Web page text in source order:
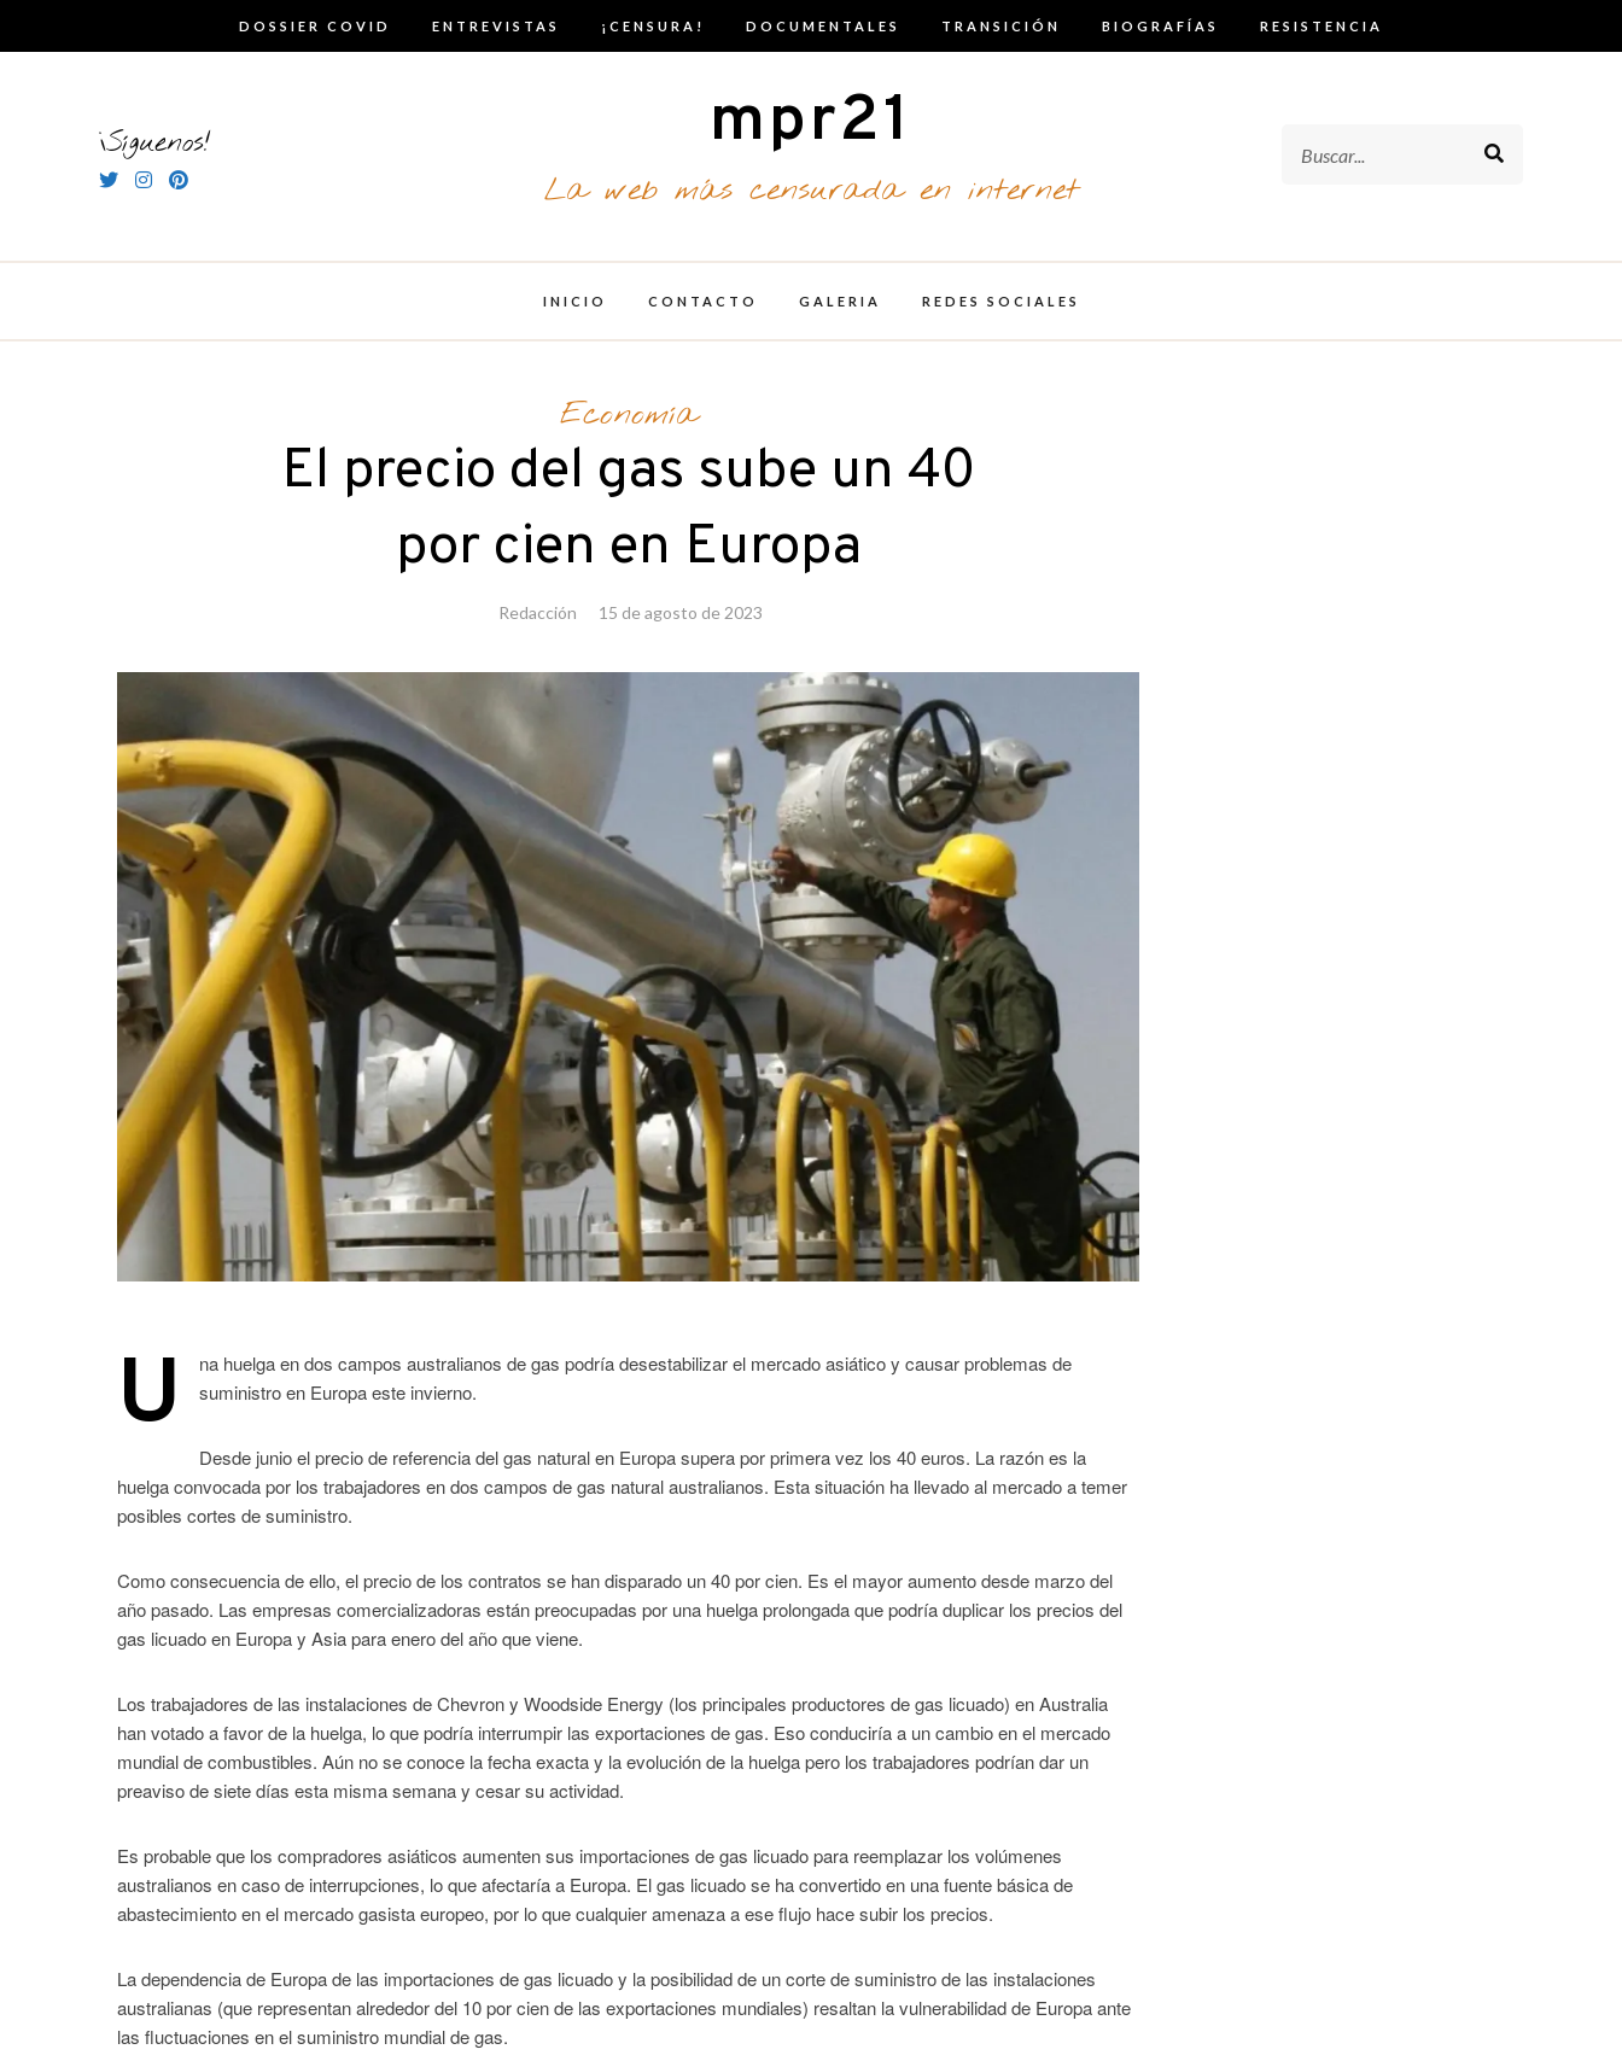
DOSSIER COVID ENTREVISTAS ¡CENSURA! DOCUMENTALES TRANSICIÓN BIOGRAFÍAS RESISTENCIA
¡Síguenos! mpr21
La web más censurada en internet
INICIO CONTACTO GALERIA REDES SOCIALES
Economía
El precio del gas sube un 40
por cien en Europa
Redacción 15 de agosto de 2023
U
na huelga en dos campos australianos de gas podría desestabilizar el mercado asiático y causar problemas de
suministro en Europa este invierno.
Desde junio el precio de referencia del gas natural en Europa supera por primera vez los 40 euros. La razón es la
huelga convocada por los trabajadores en dos campos de gas natural australianos. Esta situación ha llevado al mercado a temer
posibles cortes de suministro.
Como consecuencia de ello, el precio de los contratos se han disparado un 40 por cien. Es el mayor aumento desde marzo del
año pasado. Las empresas comercializadoras están preocupadas por una huelga prolongada que podría duplicar los precios del
gas licuado en Europa y Asia para enero del año que viene.
Los trabajadores de las instalaciones de Chevron y Woodside Energy (los principales productores de gas licuado) en Australia
han votado a favor de la huelga, lo que podría interrumpir las exportaciones de gas. Eso conduciría a un cambio en el mercado
mundial de combustibles. Aún no se conoce la fecha exacta y la evolución de la huelga pero los trabajadores podrían dar un
preaviso de siete días esta misma semana y cesar su actividad.
Es probable que los compradores asiáticos aumenten sus importaciones de gas licuado para reemplazar los volúmenes
australianos en caso de interrupciones, lo que afectaría a Europa. El gas licuado se ha convertido en una fuente básica de
abastecimiento en el mercado gasista europeo, por lo que cualquier amenaza a ese flujo hace subir los precios.
La dependencia de Europa de las importaciones de gas licuado y la posibilidad de un corte de suministro de las instalaciones
australianas (que representan alrededor del 10 por cien de las exportaciones mundiales) resaltan la vulnerabilidad de Europa ante
las fluctuaciones en el suministro mundial de gas.